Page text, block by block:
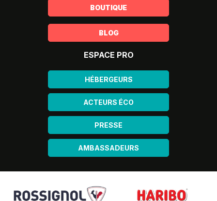
BOUTIQUE
BLOG
ESPACE PRO
HÉBERGEURS
ACTEURS ÉCO
PRESSE
AMBASSADEURS